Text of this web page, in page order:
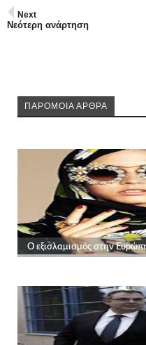
Next
Νεότερη ανάρτηση
ΠΑΡΟΜΟΙΑ ΑΡΘΡΑ